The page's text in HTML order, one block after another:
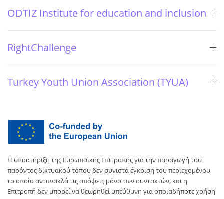
ODTIZ Institute for education and inclusion
RightChallenge
Turkey Youth Union Association (TYUA)
Η υποστήριξη της Ευρωπαϊκής Επιτροπής για την παραγωγή του
παρόντος δικτυακού τόπου δεν συνιστά έγκριση του περιεχομένου,
το οποίο αντανακλά τις απόψεις μόνο των συντακτών, και η
Επιτροπή δεν μπορεί να θεωρηθεί υπεύθυνη για οποιαδήποτε χρήση